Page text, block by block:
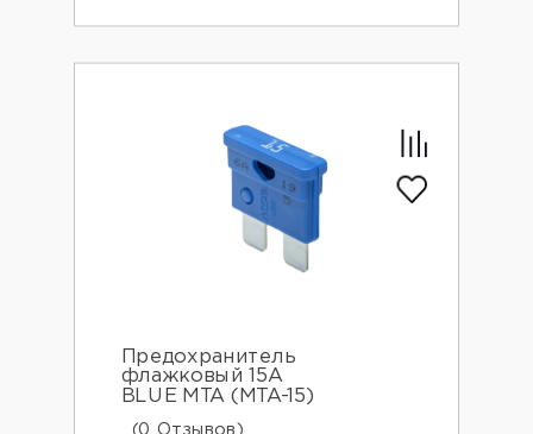
Предохранитель
флажковый 15А
BLUE MTA (MTA-15)
(0 Отзывов)